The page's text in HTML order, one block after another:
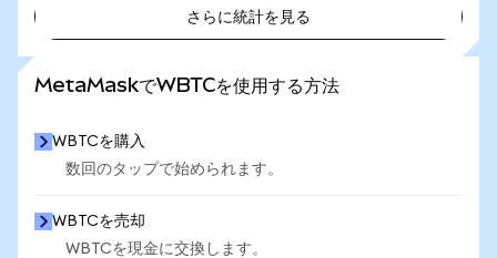
さらに統計を見る
MetaMaskでWBTCを使用する方法
WBTCを購入
数回のタップで始められます。
WBTCを売却
WBTCを現金に交換します。